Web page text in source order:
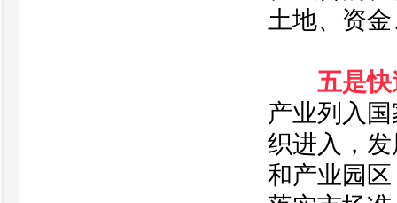
土地、资
五是
产业列入
织进入，
和产业园